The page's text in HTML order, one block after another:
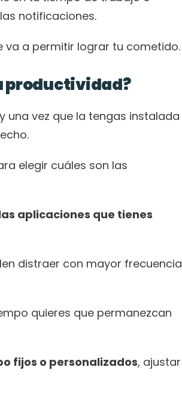
notificaciones.
va a permitir lograr tu cometido.
productividad?
una vez que la tengas instalada
elegir cuáles son las
aplicaciones que tienes
distraer con mayor frecuencia
quieres que permanezcan
fijos o personalizados, ajustar